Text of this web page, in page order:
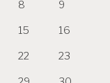
8 9
15 16
22 23